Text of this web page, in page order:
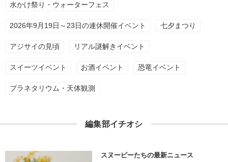
水かけ祭り・ウォーターフェス
2026年9月19日～23日の連休開催イベント 七夕まつり
アジサイの見頃 リアル謎解きイベント
スイーツイベント お酒イベント 恐竜イベント
プラネタリウム・天体観測
編集部イチオシ
スヌーピーたちの最新ニュース